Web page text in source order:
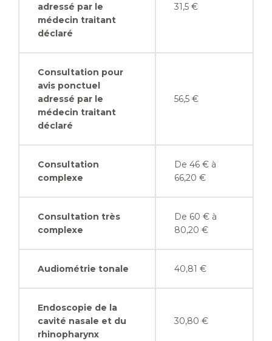
adressé par le
médecin traitant
déclaré
31,5 €
Consultation pour
avis ponctuel
adressé par le
médecin traitant
déclaré
56,5 €
Consultation
complexe
De 46 € à
66,20 €
Consultation très
complexe
De 60 € à
80,20 €
Audiométrie tonale 40,81 €
Endoscopie de la
cavité nasale et du
rhinopharynx
30,80 €